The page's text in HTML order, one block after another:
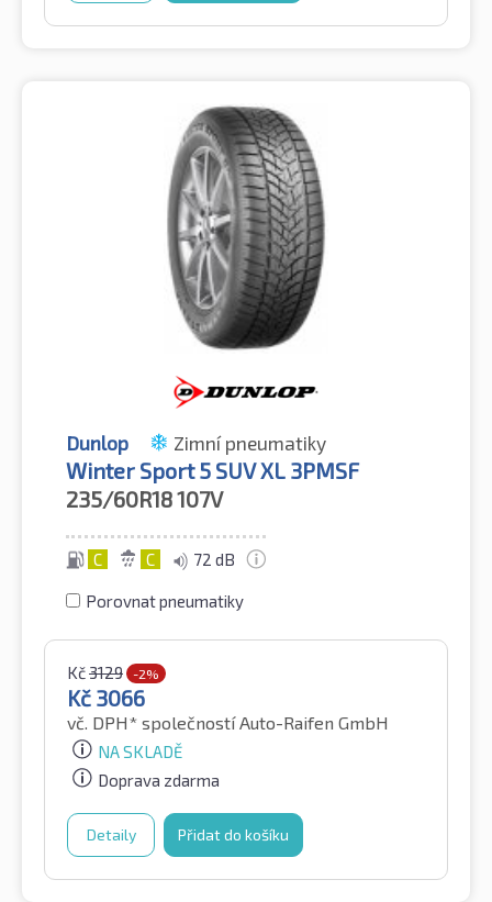
Dunlop Zimní pneumatiky
Winter Sport 5 SUV XL 3PMSF
235/60R18107V
C C 72 dB
Porovnat pneumatiky
Kč3129 -2%
Kč 3066
vč. DPH* společností Auto-Raifen GmbH
NA SKLADĚ
Doprava zdarma
Detaily Přidat do košíku